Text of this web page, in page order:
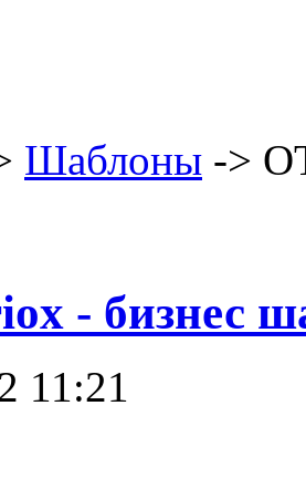
Шаблоны ->
- бизнес
11:21